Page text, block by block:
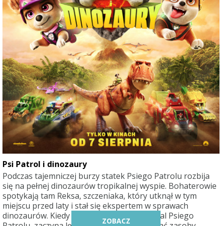
Psi Patrol i dinozaury
Podczas tajemniczej burzy statek Psiego Patrolu rozbija
się na pełnej dinozaurów tropikalnej wyspie. Bohaterowie
spotykają tam Reksa, szczeniaka, który utknął w tym
miejscu przed laty i stał się ekspertem w sprawach
dinozaurów. Kiedy Humdinger, główny rywal Psiego
ZOBACZ